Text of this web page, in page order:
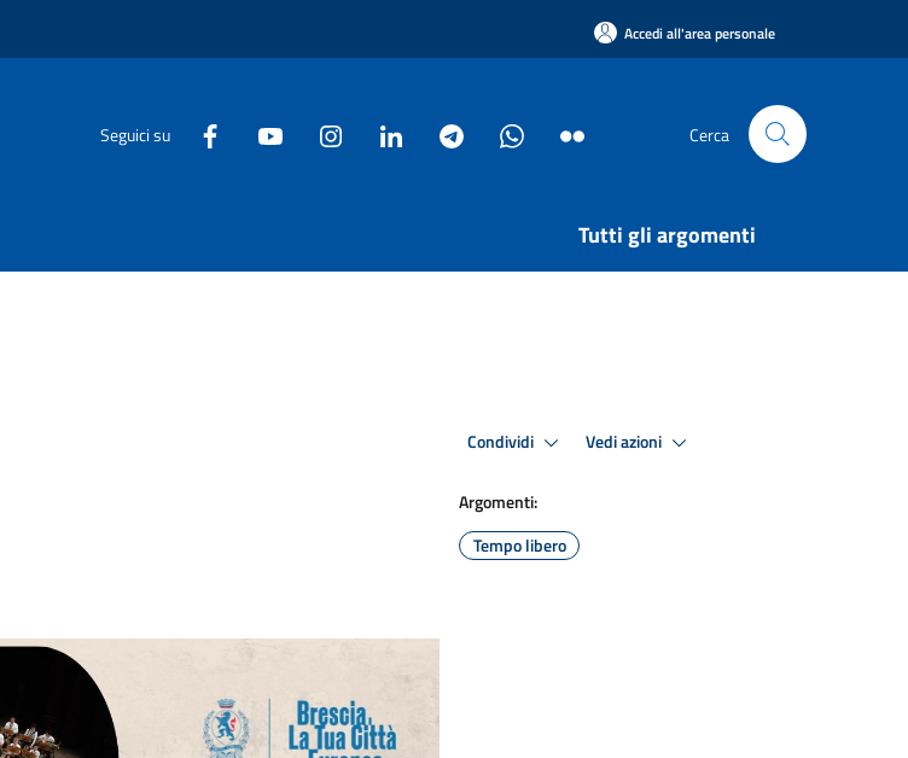
Accedi all'area personale
Seguici su Cerca
Tutti gli argomenti
Condividi Vedi azioni
Argomenti:
Tempo libero